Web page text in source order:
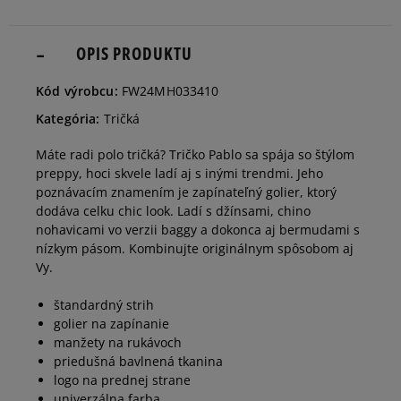
L
Informovať o
dostupnosti
XL
Informovať o
OPIS PRODUKTU
Kód výrobcu: FW24MH033410
Kategória: Tričká
Máte radi polo tričká? Tričko Pablo sa spája so štýlom
preppy, hoci skvele ladí aj s inými trendmi. Jeho
poznávacím znamením je zapínateľný golier, ktorý
dodáva celku chic look. Ladí s džínsami, chino
nohavicami vo verzii baggy a dokonca aj bermudami s
nízkym pásom. Kombinujte originálnym spôsobom aj
Vy.
štandardný strih
golier na zapínanie
manžety na rukávoch
priedušná bavlnená tkanina
logo na prednej strane